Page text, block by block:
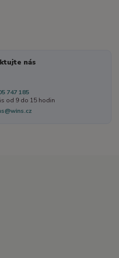
nás
747 185
od 9 do 15 hodin